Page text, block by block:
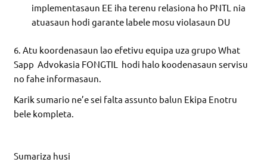
implementasaun EE iha terenu relasiona ho PNTL nia
atuasaun hodi garante labele mosu violasaun DU
6. Atu koordenasaun lao efetivu equipa uza grupo What
Sapp Advokasia FONGTIL hodi halo koodenasaun servisu
no fahe informasaun.
Karik sumario ne’e sei falta assunto balun Ekipa Enotru
bele kompleta.
Sumariza husi